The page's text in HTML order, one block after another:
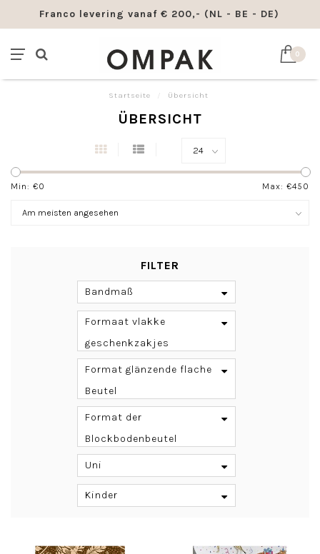
Franco levering vanaf € 200,- (NL - BE - DE)
0
Startseite Übersicht
ÜBERSICHT
Min: €0 Max: €450
FILTER
Bandmaß
Formaat vlakke
geschenkzakjes
Format glänzende flache
Beutel
Format der
Blockbodenbeutel
Uni
Kinder